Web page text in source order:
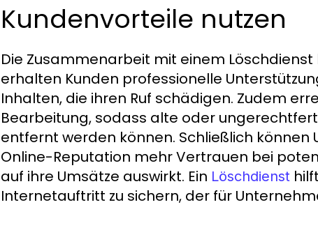
Kundenvorteile nutzen
Die Zusammenarbeit mit einem
erhalten Kunden professionelle
Inhalten, die ihren Ruf schädigen. Zudem
Bearbeitung, sodass alte oder
entfernt werden können. Schließlich
Online-Reputation mehr Vertrauen bei
auf ihre Umsätze auswirkt. Ein Löschdienst
Internetauftritt zu sichern, der für